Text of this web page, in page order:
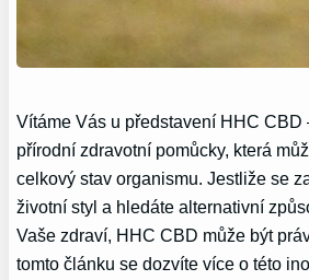
Vítáme Vás u představení HHC CBD
přírodní zdravotní pomůcky, která
celkový stav organismu. Jestliže se
životní styl a hledáte alternativní
Vaše zdraví, HHC CBD může být
tomto článku se dozvíte více o této